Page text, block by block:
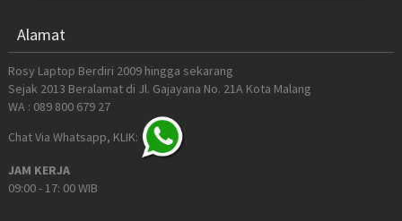
Alamat
Rosy Laptop Berdiri 2009 hingga sekarang
Sejak 2013 Beralamat di Jl. Gajayana No. 21A Kota Malang
WA : 089 800 679 27
Chat Via Whatsapp, KLIK:
JAM KERJA
09:00 - 17: 00 WIB